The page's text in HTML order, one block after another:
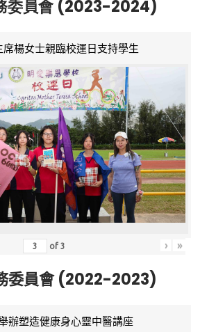
委員會 (2023-2024)
席楊女士親臨校運日支持學生
of3 › »
委員會 (2022-2023)
辦塑造健康身心靈中醫講座